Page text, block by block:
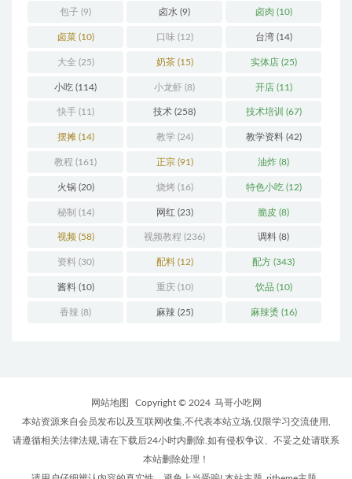
包子 (9) 卤水 (9) 卤肉 (10)
卤菜(10) 口味 (12) 台湾(14)
大全 (25) 奶茶(15) 实体店(25)
小吃 (114) 小龙虾 (8) 开店(11)
快手(11) 技术 (258) 技术培训 (67)
摆摊(14) 教学 (24) 教学资料(42)
教程 (161) 正宗(91) 油炸 (8)
火锅(20) 烧烤(16) 特色小吃(12)
秘制 (14) 网红 (23) 脆皮 (8)
视频 (58) 视频教程 (236) 调料 (8)
资料 (30) 配料(12) 配方 (343)
酱料(10) 重庆(10) 饮品 (10)
香辣 (8) 麻辣 (25) 麻辣烫 (16)
网站地图 Copyright © 2024 马哥小吃网
本站资源来自会员发布以及互联网收集,不代表本站立场,仅限学习交流使用,
请遵循相关法律法规,请在下载后24小时内删除.如有侵权争议、不妥之处请联系
本站删除处理！